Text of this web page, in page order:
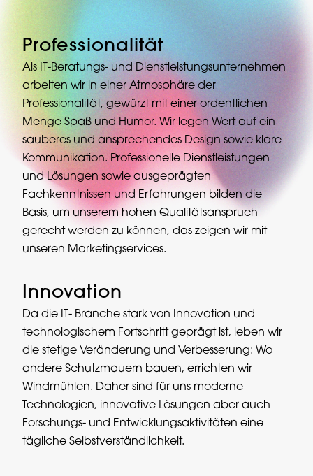
Professionalität
Als IT-Beratungs- und Dienstleistungsunternehmen
arbeiten wir in einer Atmosphäre der
Professionalität, gewürzt mit einer ordentlichen
Menge Spaß und Humor. Wir legen Wert auf ein
sauberes und ansprechendes Design sowie klare
Kommunikation. Professionelle Dienstleistungen
und Lösungen sowie ausgeprägten
Fachkenntnissen und Erfahrungen bilden die
Basis, um unserem hohen Qualitätsanspruch
gerecht werden zu können, das zeigen wir mit
unseren Marketingservices.
Innovation
Da die IT- Branche stark von Innovation und
technologischem Fortschritt geprägt ist, leben wir
die stetige Veränderung und Verbesserung: Wo
andere Schutzmauern bauen, errichten wir
Windmühlen. Daher sind für uns moderne
Technologien, innovative Lösungen aber auch
Forschungs- und Entwicklungsaktivitäten eine
tägliche Selbstverständlichkeit.